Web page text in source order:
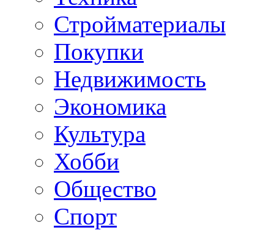
Стройматериалы
Покупки
Недвижимость
Экономика
Культура
Хобби
Общество
Спорт